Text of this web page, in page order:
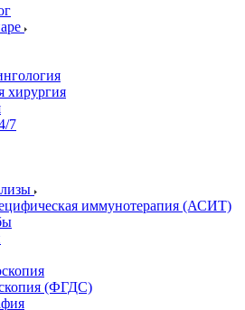
хирургия
7
иммунотерапия (АСИТ)
(ФГДС)